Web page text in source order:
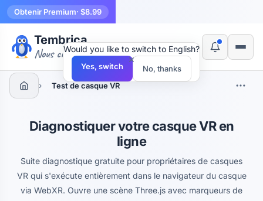
Obtenir Premium· $8.99
Tembrica
Nous créons des outils
› Test de casque VR
Diagnostiquer votre casque VR en
ligne
Suite diagnostique gratuite pour propriétaires de casques
VR qui s'exécute entièrement dans le navigateur du casque
via WebXR. Ouvre une scène Three.js avec marqueurs de
×
Would you like to switch to English?
Yes, switch No, thanks